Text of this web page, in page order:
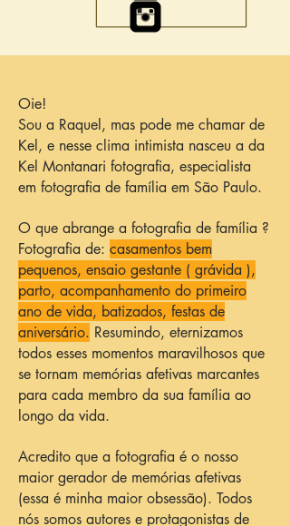
Oie!
Sou a Raquel, mas pode me chamar de
Kel, e nesse clima intimista nasceu a da
Kel Montanari fotografia, especialista
em fotografia de família em São Paulo.
O que abrange a fotografia de família ?
Fotografia de: casamentos bem
pequenos, ensaio gestante ( grávida ),
parto, acompanhamento do primeiro
ano de vida, batizados, festas de
aniversário. Resumindo, eternizamos
todos esses momentos maravilhosos que
se tornam memórias afetivas marcantes
para cada membro da sua família ao
longo da vida.
Acredito que a fotografia é o nosso
maior gerador de memórias afetivas
(essa é minha maior obsessão). Todos
nós somos autores e protagonistas de